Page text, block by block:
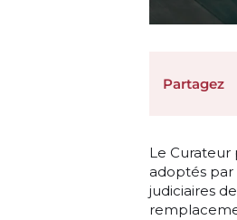
Partagez
Le Curateur
adoptés par
judiciaires